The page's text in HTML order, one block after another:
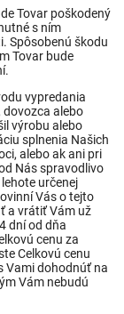
Tovar poškodený
s ním
Spôsobenú škodu
Tovar bude
vypredania
dovozca alebo
výrobu alebo
splnenia Našich
alebo ak ani pri
Nás spravodlivo
určenej
Vás o tejto
a vrátiť Vám už
dní od dňa
cenu za
Celkovú cenu
Vami dohodnúť na
Vám nebudú